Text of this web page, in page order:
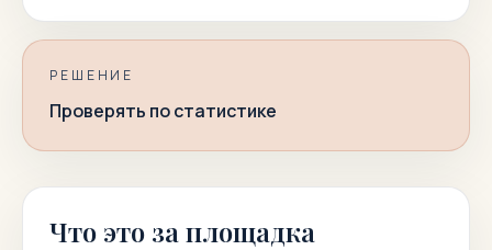
РЕШЕНИЕ
Проверять по статистике
Что это за площадка